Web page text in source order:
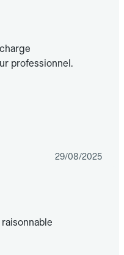
professionnel.
29/08/2025